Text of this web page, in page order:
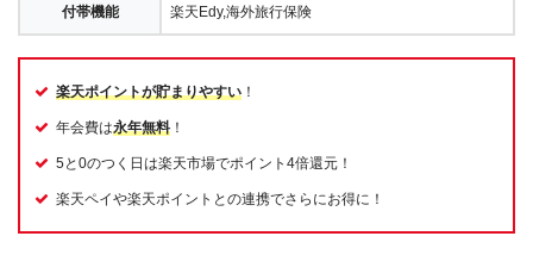
付帯機能 楽天Edy,海外旅行保険
楽天ポイントが貯まりやすい ！
年会費は永年無料 ！
5と0のつく日は楽天市場でポイント4倍還元！
楽天ペイや楽天ポイントとの連携でさらにお得に！